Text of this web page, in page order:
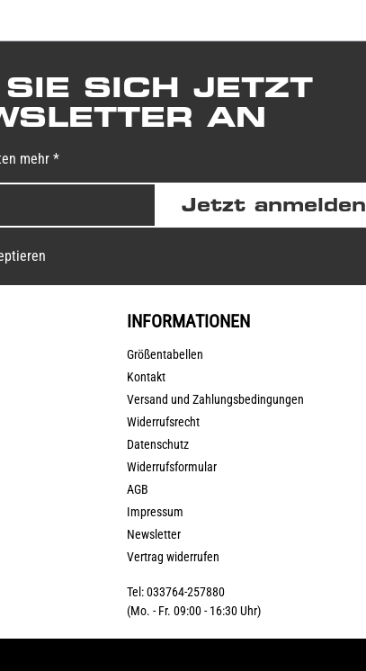
SICH JETZT
AN
mehr *
Jetzt anmelden
INFORMATIONEN
Größentabellen
Kontakt
Versand und Zahlungsbedingungen
Widerrufsrecht
Datenschutz
Widerrufsformular
AGB
Impressum
Newsletter
Vertrag widerrufen
Tel: 033764-257880
(Mo. - Fr. 09:00 - 16:30 Uhr)